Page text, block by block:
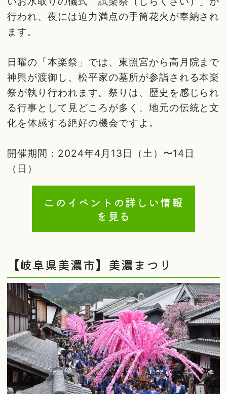
行われ、夜には迫力満点の手筒花火が奉納され
ます。
日曜の「本楽祭」では、東照宮から高月院まで
神輿が渡御し、松平家の墓所が参詣される本楽
祭が執り行われます。祭りは、歴史を感じられ
る行事として見どころが多く、地元の伝統と文
化を体感する絶好の機会ですよ。
開催期間：2024年4月13日（土）〜14日
（日）
このイベントの詳しい情報
を見る
【岐阜県美濃市】美濃まつり